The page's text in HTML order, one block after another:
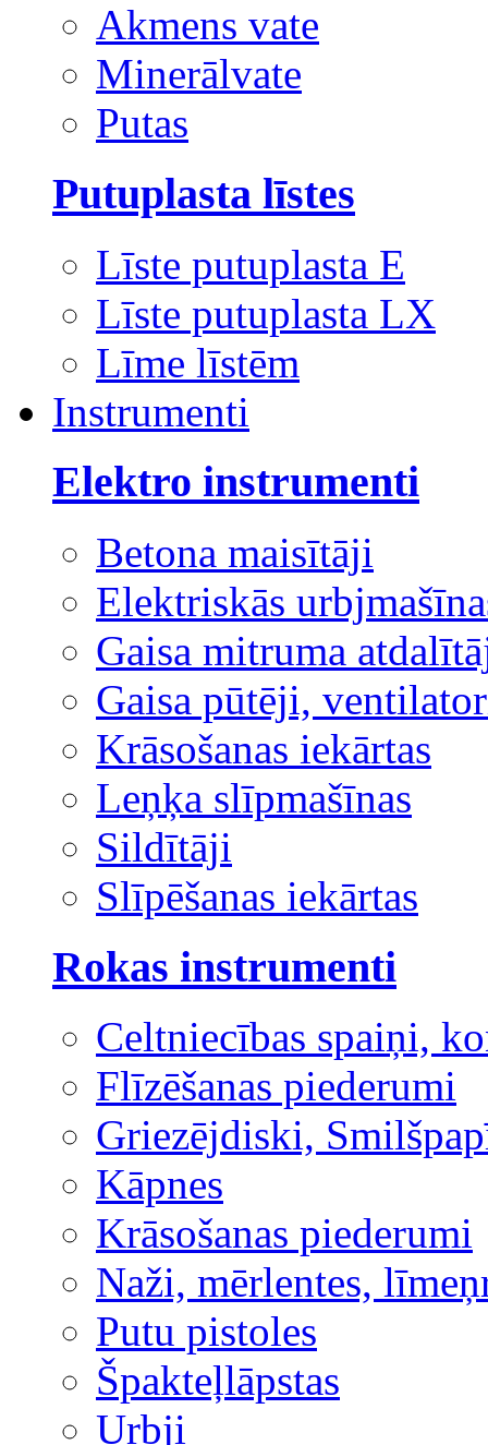
Akmens vate
Minerālvate
Putas
Putuplasta līstes
Līste putuplasta E
Līste putuplasta LX
Līme līstēm
Instrumenti
Elektro instrumenti
Betona maisītāji
Elektriskās
Gaisa mitruma
Gaisa pūtēji,
Krāsošanas iekārtas
Leņķa slīpmašīnas
Sildītāji
Slīpēšanas iekārtas
Rokas instrumenti
Celtniecības spaiņi,
Flīzēšanas piederumi
Griezējdiski,
Kāpnes
Krāsošanas piederumi
Naži, mērlentes,
Putu pistoles
Špakteļlāpstas
Urbji